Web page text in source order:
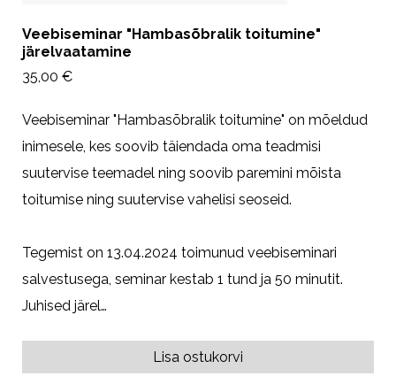
Veebiseminar "Hambasõbralik toitumine"
järelvaatamine
35,00 €
Veebiseminar "Hambasõbralik toitumine" on mõeldud
inimesele, kes soovib täiendada oma teadmisi
suutervise teemadel ning soovib paremini mõista
toitumise ning suutervise vahelisi seoseid.
Tegemist on 13.04.2024 toimunud veebiseminari
salvestusega, seminar kestab 1 tund ja 50 minutit.
Juhised järel…
Lisa ostukorvi